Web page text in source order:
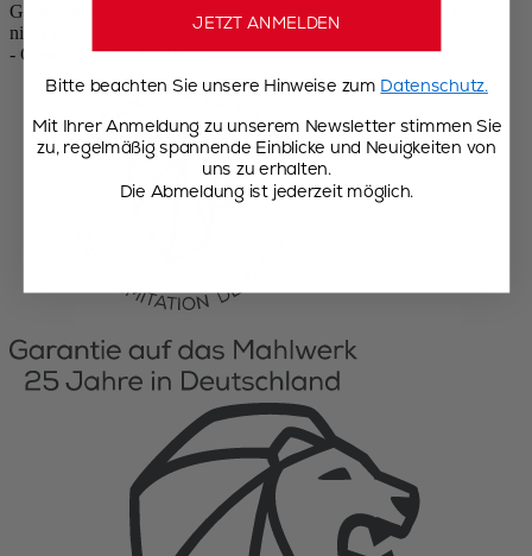
Größe von 6 mm. Nicht für feuchtes Meersalz verwenden, auch
nicht in getrocknetem Zustand
- Gewürze INKLUSIVE
JETZT ANMELDEN
Bitte beachten Sie unsere Hinweise zum Datenschutz.
Mit Ihrer Anmeldung zu unserem Newsletter stimmen Sie
zu, regelmäßig spannende Einblicke und Neuigkeiten von
uns zu erhalten.
Die Abmeldung ist jederzeit möglich.